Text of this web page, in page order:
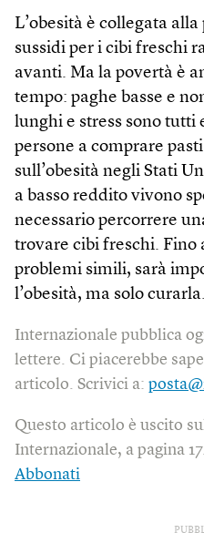
L’obesità è collegata
sussidi per i cibi freschi
avanti. Ma la povertà è
tempo: paghe basse e
lunghi e stress sono tutti
persone a comprare
sull’obesità negli Stati
a basso reddito vivono
necessario percorrere
trovare cibi freschi. Fino
problemi simili, sarà
l’obesità, ma solo
Internazionale pubblica
lettere. Ci piacerebbe
articolo. Scrivici a:
Questo articolo è uscito
Internazionale, a pagina
Abbonati